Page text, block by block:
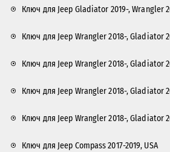
Ключ для Jeep Gladiator 2019-, Wrangler
Ключ для Jeep Wrangler 2018-, Gladiator
Ключ для Jeep Wrangler 2018-, Gladiator
Ключ для Jeep Wrangler 2018-, Gladiator
Ключ для Jeep Wrangler 2018-, Gladiator
Ключ для Jeep Compass 2017-2019, USA